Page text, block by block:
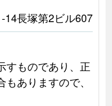
14長塚第2ビル607
すものであり、正
ありますので、